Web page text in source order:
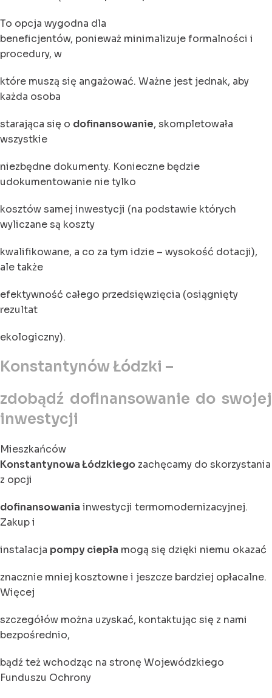
To opcja wygodna dla
beneficjentów, ponieważ minimalizuje formalności i
procedury, w
które muszą się angażować. Ważne jest jednak, aby
każda osoba
starająca się o dofinansowanie, skompletowała
wszystkie
niezbędne dokumenty. Konieczne będzie
udokumentowanie nie tylko
kosztów samej inwestycji (na podstawie których
wyliczane są koszty
kwalifikowane, a co za tym idzie – wysokość dotacji),
ale także
efektywność całego przedsięwzięcia (osiągnięty
rezultat
ekologiczny).
Konstantynów Łódzki –
zdobądź dofinansowanie do swojej
inwestycji
Mieszkańców
Konstantynowa Łódzkiego zachęcamy do skorzystania
z opcji
dofinansowania inwestycji termomodernizacyjnej.
Zakup i
instalacja pompy ciepła mogą się dzięki niemu okazać
znacznie mniej kosztowne i jeszcze bardziej opłacalne.
Więcej
szczegółów można uzyskać, kontaktując się z nami
bezpośrednio,
bądź też wchodząc na stronę Wojewódzkiego
Funduszu Ochrony